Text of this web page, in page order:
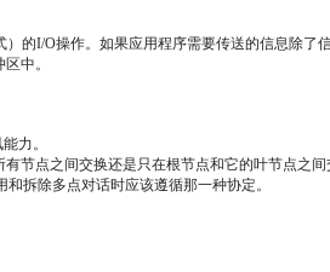
的I/O操作。如果应用程序需要传送的信息除
中。
力。
点之间交换还是只在根节点和它的叶节点之间
拆除多点对话时应该遵循那一种协定。